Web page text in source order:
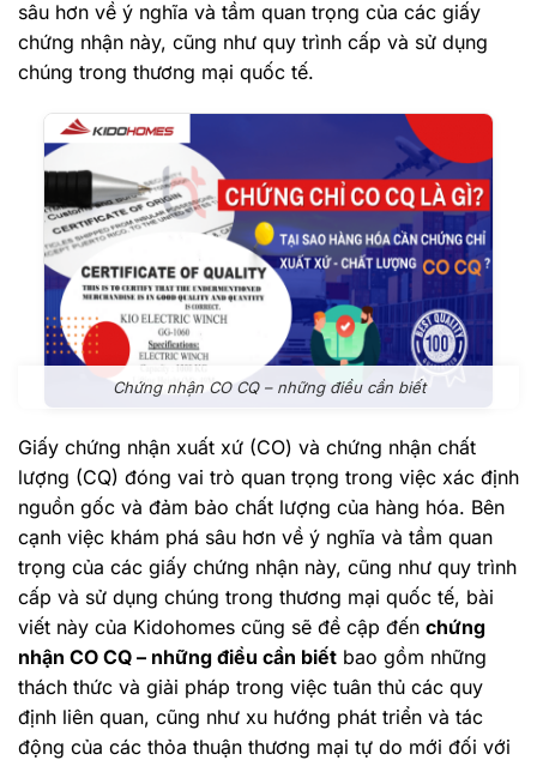
sâu hơn về ý nghĩa và tầm quan trọng của các giấy
chứng nhận này, cũng như quy trình cấp và sử dụng
chúng trong thương mại quốc tế.
Chứng nhận CO CQ – những điều cần biết
Giấy chứng nhận xuất xứ (CO) và chứng nhận chất
lượng (CQ) đóng vai trò quan trọng trong việc xác định
nguồn gốc và đảm bảo chất lượng của hàng hóa. Bên
cạnh việc khám phá sâu hơn về ý nghĩa và tầm quan
trọng của các giấy chứng nhận này, cũng như quy trình
cấp và sử dụng chúng trong thương mại quốc tế, bài
viết này của Kidohomes cũng sẽ đề cập đến chứng
nhận CO CQ – những điều cần biết bao gồm những
thách thức và giải pháp trong việc tuân thủ các quy
định liên quan, cũng như xu hướng phát triển và tác
động của các thỏa thuận thương mại tự do mới đối với